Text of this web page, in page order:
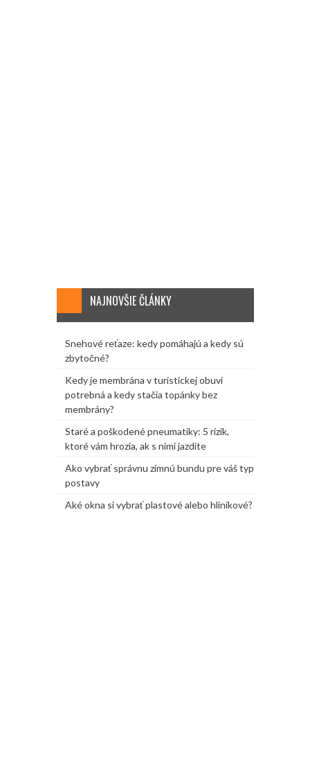
NAJNOVŠIE ČLÁNKY
Snehové reťaze: kedy pomáhajú a kedy sú
zbytočné?
Kedy je membrána v turistickej obuvi
potrebná a kedy stačia topánky bez
membrány?
Staré a poškodené pneumatiky: 5 rizík,
ktoré vám hrozia, ak s nimi jazdíte
Ako vybrať správnu zimnú bundu pre váš typ
postavy
Aké okna si vybrať plastové alebo hliníkové?